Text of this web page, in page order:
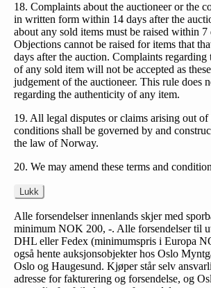
18. Complaints about the auctioneer or the
in written form within 14 days after the
about any sold items must be raised within
Objections cannot be raised for items that
days after the auction. Complaints
of any sold item will not be accepted as
judgement of the auctioneer. This rule does
regarding the authenticity of any item.
19. All legal disputes or claims arising out of
conditions shall be governed by and
the law of Norway.
20. We may amend these terms and
Lukk
Alle forsendelser innenlands skjer med
minimum NOK 200, -. Alle forsendelser til
DHL eller Fedex (minimumspris i Europa
også hente auksjonsobjekter hos Oslo
Oslo og Haugesund. Kjøper står selv
adresse for fakturering og forsendelse, og